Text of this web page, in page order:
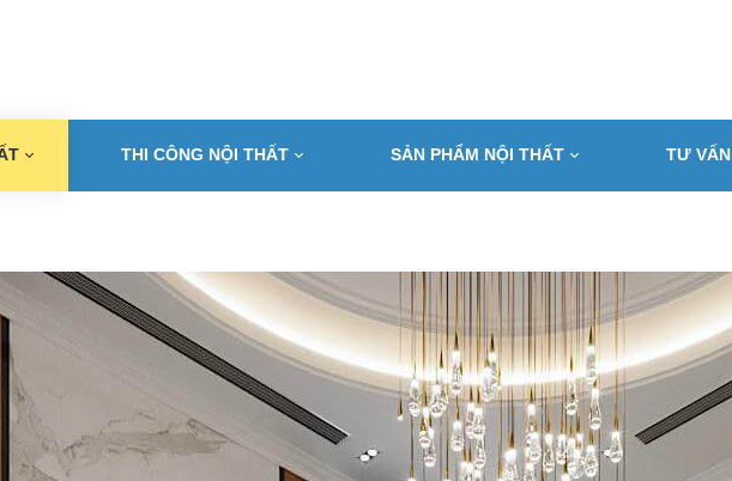
THI CÔNG NỘI THẤT SẢN PHẨM NỘI THẤT TƯ VẤN
KẾ NỘI THẤT ĐẸP HẢI PHÒNG
Địa chỉ thiết kế và thi công tin cậy cho mọi nhà